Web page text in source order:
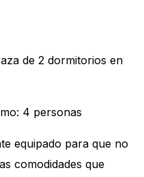
de 2 dormitorios en
4 personas
equipado para que no
comodidades que